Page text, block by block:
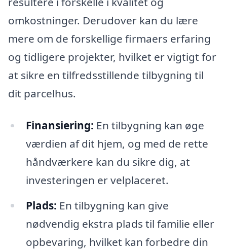
omkostninger. Derudover kan du lære
mere om de forskellige firmaers erfaring
og tidligere projekter, hvilket er vigtigt for
at sikre en tilfredsstillende tilbygning til
dit parcelhus.
Finansiering: En tilbygning kan øge
værdien af dit hjem, og med de rette
håndværkere kan du sikre dig, at
investeringen er velplaceret.
Plads: En tilbygning kan give
nødvendig ekstra plads til familie eller
opbevaring, hvilket kan forbedre din